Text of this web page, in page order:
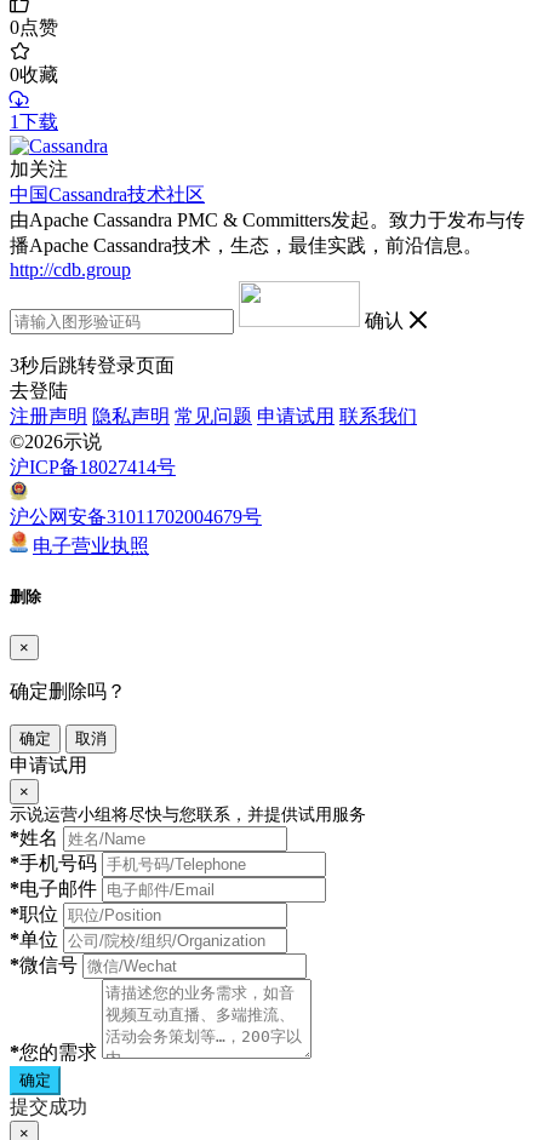
0点赞
0收藏
1下载
加关注
中国Cassandra技术社区
由Apache Cassandra PMC & Committers发起。致力于发布与传
播Apache Cassandra技术，生态，最佳实践，前沿信息。
http://cdb.group
确认
3秒后跳转登录页面
去登陆
注册声明 隐私声明 常见问题 申请试用 联系我们
©2026示说
沪ICP备18027414号
沪公网安备31011702004679号
电子营业执照
删除
×
确定删除吗？
确定 取消
申请试用
×
示说运营小组将尽快与您联系，并提供试用服务
*姓名
*手机号码
*电子邮件
*职位
*单位
*微信号
*您的需求
确定
提交成功
×